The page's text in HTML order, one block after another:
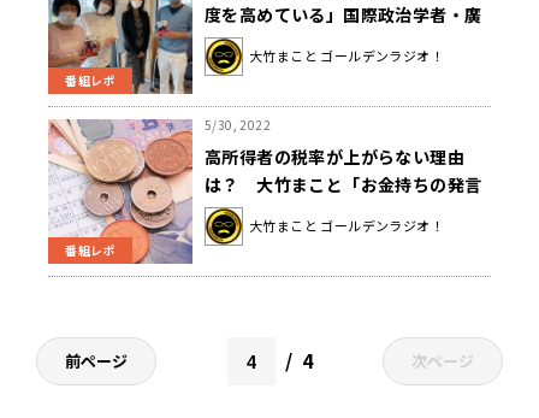
番組レポ
度を高めている」国際政治学者・廣
瀬陽子が読むウクライナの今後
大竹まこと ゴールデンラジオ！
番組レポ
5/30, 2022
高所得者の税率が上がらない理由
は？ 大竹まこと「お金持ちの発言
力が強いってこと？」
大竹まこと ゴールデンラジオ！
前ページ 4 次ページ